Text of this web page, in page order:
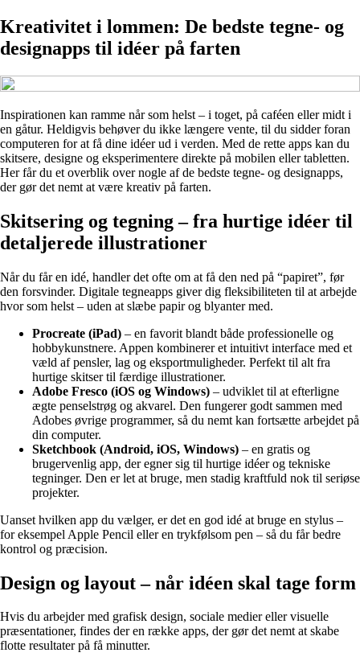
Kreativitet i lommen: De bedste tegne- og
designapps til idéer på farten
Inspirationen kan ramme når som helst – i toget, på caféen eller midt i
en gåtur. Heldigvis behøver du ikke længere vente, til du sidder foran
computeren for at få dine idéer ud i verden. Med de rette apps kan du
skitsere, designe og eksperimentere direkte på mobilen eller tabletten.
Her får du et overblik over nogle af de bedste tegne- og designapps,
der gør det nemt at være kreativ på farten.
Skitsering og tegning – fra hurtige idéer til
detaljerede illustrationer
Når du får en idé, handler det ofte om at få den ned på “papiret”, før
den forsvinder. Digitale tegneapps giver dig fleksibiliteten til at arbejde
hvor som helst – uden at slæbe papir og blyanter med.
Procreate (iPad) – en favorit blandt både professionelle og
hobbykunstnere. Appen kombinerer et intuitivt interface med et
væld af pensler, lag og eksportmuligheder. Perfekt til alt fra
hurtige skitser til færdige illustrationer.
Adobe Fresco (iOS og Windows) – udviklet til at efterligne
ægte penselstrøg og akvarel. Den fungerer godt sammen med
Adobes øvrige programmer, så du nemt kan fortsætte arbejdet på
din computer.
Sketchbook (Android, iOS, Windows) – en gratis og
brugervenlig app, der egner sig til hurtige idéer og tekniske
tegninger. Den er let at bruge, men stadig kraftfuld nok til seriøse
projekter.
Uanset hvilken app du vælger, er det en god idé at bruge en stylus –
for eksempel Apple Pencil eller en trykfølsom pen – så du får bedre
kontrol og præcision.
Design og layout – når idéen skal tage form
Hvis du arbejder med grafisk design, sociale medier eller visuelle
præsentationer, findes der en række apps, der gør det nemt at skabe
flotte resultater på få minutter.